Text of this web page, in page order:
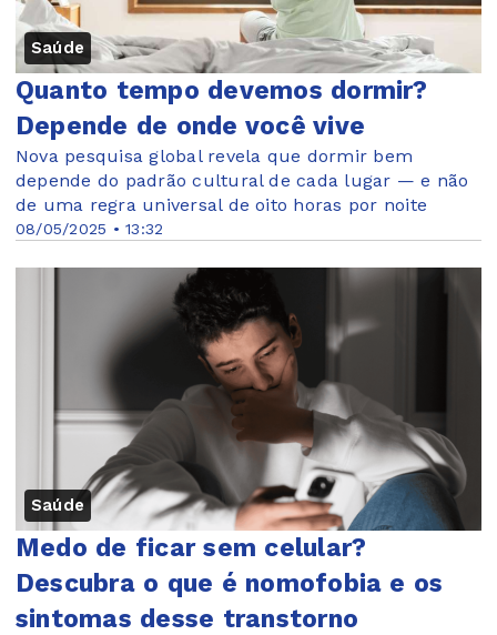
Saúde
08/05/2025 • 13:32
Quanto tempo devemos dormir?
Depende de onde você vive
Nova pesquisa global revela que dormir bem
depende do padrão cultural de cada lugar — e não
de uma regra universal de oito horas por noite
Saúde
Medo de ficar sem celular?
Descubra o que é nomofobia e os
sintomas desse transtorno